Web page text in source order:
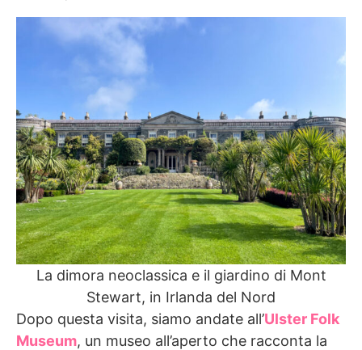
La dimora neoclassica e il giardino di Mont
Stewart, in Irlanda del Nord
Dopo questa visita, siamo andate all’Ulster Folk
Museum, un museo all’aperto che racconta la